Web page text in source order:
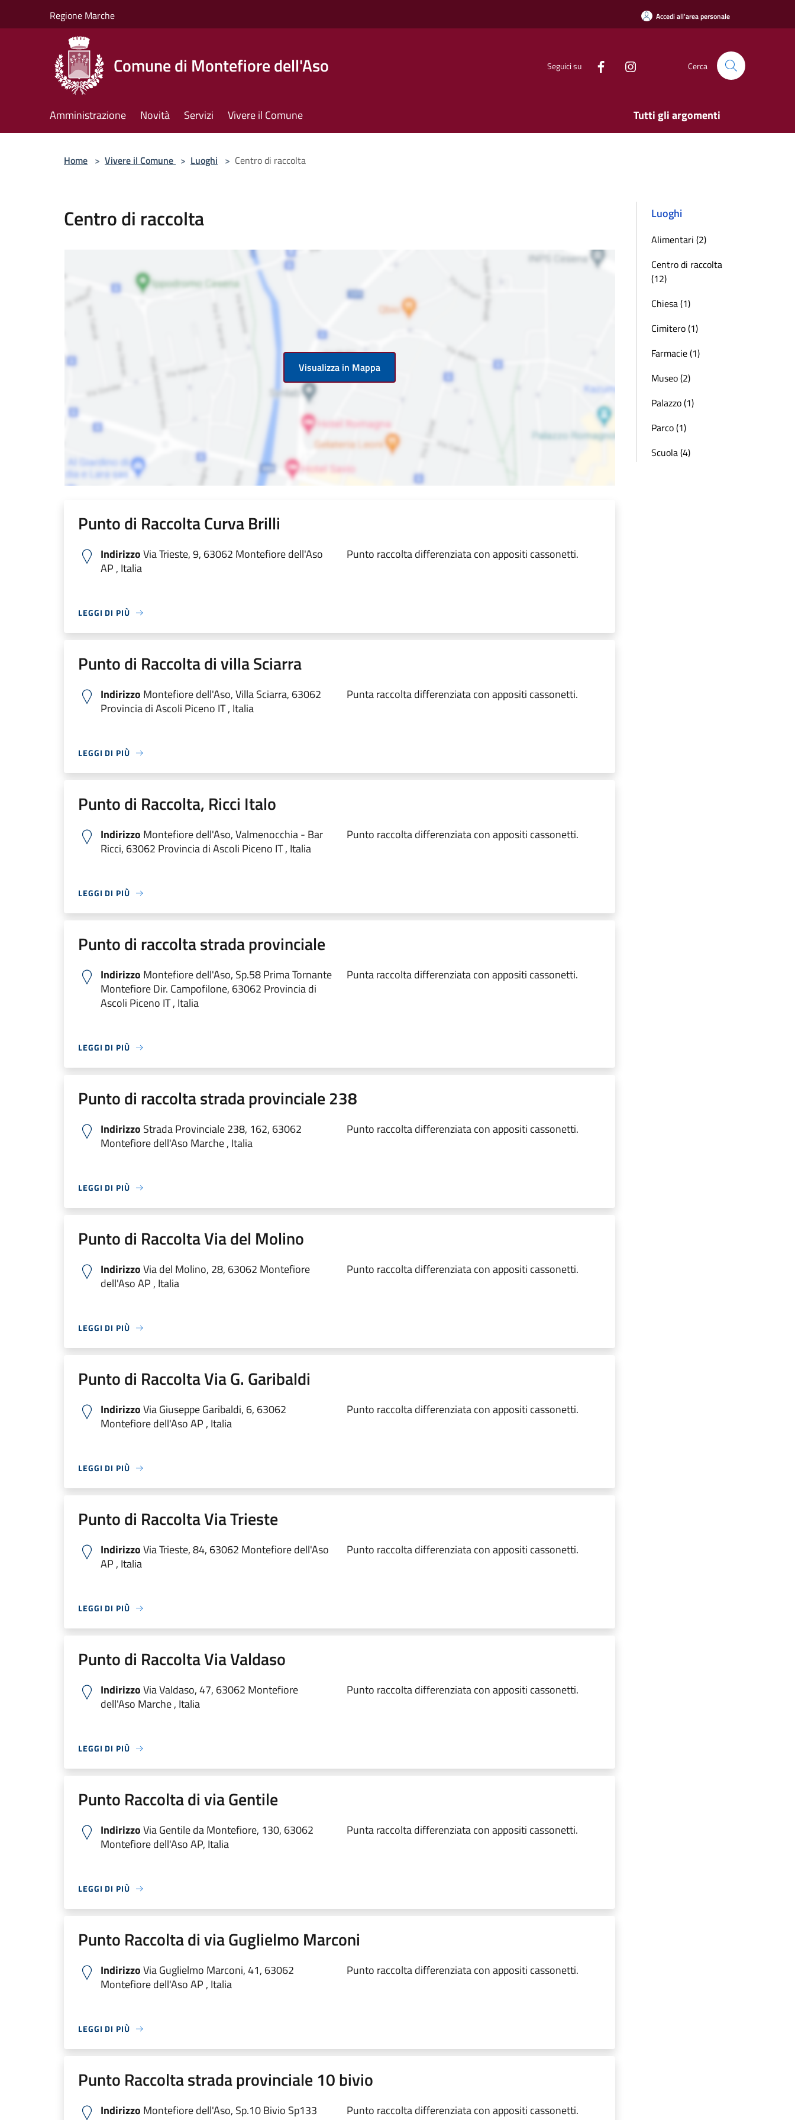
Regione Marche Accedi all'area personale
Comune di Montefiore dell'Aso Seguici su Cerca
Amministrazione Novità Servizi Vivere il Comune Tutti gli argomenti
Home > Vivere il Comune > Luoghi > Centro di raccolta
Centro di raccolta
Visualizza in Mappa
Punto di Raccolta Curva Brilli
IndirizzoVia Trieste, 9, 63062 Montefiore dell'Aso
AP , Italia
Punto raccolta differenziata con appositi cassonetti.
LEGGI DI PIÙ
Punto di Raccolta di villa Sciarra
Indirizzo Montefiore dell'Aso, Villa Sciarra, 63062
Provincia di Ascoli Piceno IT , Italia
Punta raccolta differenziata con appositi cassonetti.
LEGGI DI PIÙ
Punto di Raccolta, Ricci Italo
Indirizzo Montefiore dell'Aso, Valmenocchia - Bar
Ricci, 63062 Provincia di Ascoli Piceno IT , Italia
Punto raccolta differenziata con appositi cassonetti.
LEGGI DI PIÙ
Punto di raccolta strada provinciale
Indirizzo Montefiore dell'Aso, Sp.58 Prima Tornante
Montefiore Dir. Campofilone, 63062 Provincia di
Ascoli Piceno IT , Italia
Punta raccolta differenziata con appositi cassonetti.
LEGGI DI PIÙ
Punto di raccolta strada provinciale 238
Indirizzo Strada Provinciale 238, 162, 63062
Montefiore dell'Aso Marche , Italia
Punto raccolta differenziata con appositi cassonetti.
LEGGI DI PIÙ
Punto di Raccolta Via del Molino
IndirizzoVia del Molino, 28, 63062 Montefiore
dell'Aso AP , Italia
Punto raccolta differenziata con appositi cassonetti.
LEGGI DI PIÙ
Punto di Raccolta Via G. Garibaldi
IndirizzoVia Giuseppe Garibaldi, 6, 63062
Montefiore dell'Aso AP , Italia
Punto raccolta differenziata con appositi cassonetti.
LEGGI DI PIÙ
Punto di Raccolta Via Trieste
IndirizzoVia Trieste, 84, 63062 Montefiore dell'Aso
AP , Italia
Punto raccolta differenziata con appositi cassonetti.
LEGGI DI PIÙ
Punto di Raccolta Via Valdaso
IndirizzoVia Valdaso, 47, 63062 Montefiore
dell'Aso Marche , Italia
Punto raccolta differenziata con appositi cassonetti.
LEGGI DI PIÙ
Punto Raccolta di via Gentile
IndirizzoVia Gentile da Montefiore, 130, 63062
Montefiore dell'Aso AP, Italia
Punta raccolta differenziata con appositi cassonetti.
LEGGI DI PIÙ
Punto Raccolta di via Guglielmo Marconi
IndirizzoVia Guglielmo Marconi, 41, 63062
Montefiore dell'Aso AP , Italia
Punto raccolta differenziata con appositi cassonetti.
LEGGI DI PIÙ
Punto Raccolta strada provinciale 10 bivio
Indirizzo Montefiore dell'Aso, Sp.10 Bivio Sp133
Punto raccolta differenziata con appositi cassonetti.
Luoghi
Alimentari (2)
Centro di raccolta
(12)
Chiesa (1)
Cimitero (1)
Farmacie (1)
Museo (2)
Palazzo (1)
Parco (1)
Scuola (4)